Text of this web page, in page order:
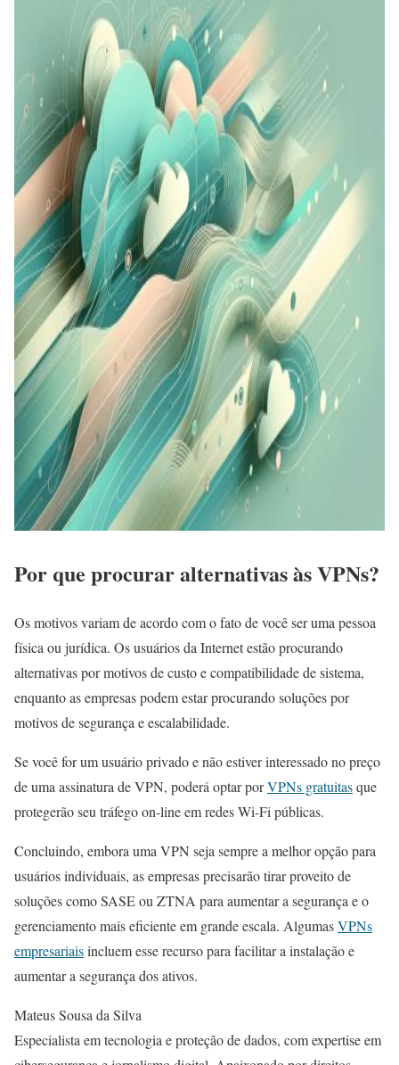
Por que procurar alternativas às VPNs?
Os motivos variam de acordo com o fato de você ser uma pessoa
física ou jurídica. Os usuários da Internet estão procurando
alternativas por motivos de custo e compatibilidade de sistema,
enquanto as empresas podem estar procurando soluções por
motivos de segurança e escalabilidade.
Se você for um usuário privado e não estiver interessado no preço
de uma assinatura de VPN, poderá optar porVPNs gratuitasque
protegerão seu tráfego on-line em redes Wi-Fi públicas.
Concluindo, embora uma VPN seja sempre a melhor opção para
usuários individuais, as empresas precisarão tirar proveito de
soluções como SASE ou ZTNA para aumentar a segurança e o
gerenciamento mais eficiente em grande escala. AlgumasVPNs
empresariaisincluem esse recurso para facilitar a instalação e
aumentar a segurança dos ativos.
Mateus Sousa da Silva
Especialista em tecnologia e proteção de dados, com expertise em